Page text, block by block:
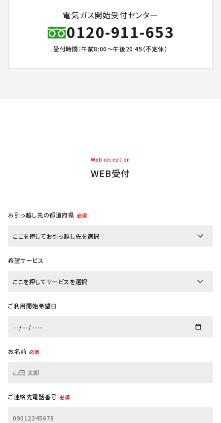
電気ガス開始受付センター
0120-911-653
受付時間：午前8:00～午後20:45（不定休）
Web reception
WEB受付
お引っ越し先の都道府県 必須
希望サービス
ご利用開始希望日
お名前 必須
ご連絡先電話番号 必須